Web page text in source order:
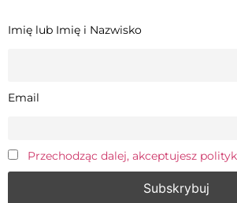
Imię lub Imię i Nazwisko
Email
Przechodząc dalej, akceptujesz